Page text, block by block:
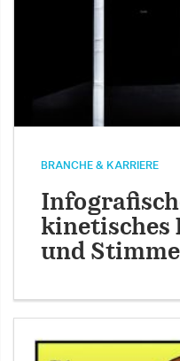
BRANCHE & KARRIERE
kinetisches
und